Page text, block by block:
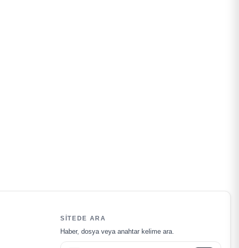
SITEDE ARA
Haber, dosya veya anahtar kelime ara.